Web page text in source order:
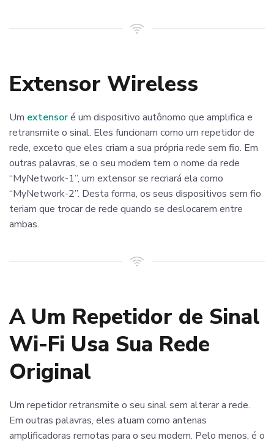
Extensor Wireless
Um extensoré um dispositivo autônomo que amplifica e
retransmite o sinal. Eles funcionam como um repetidor de
rede, exceto que eles criam a sua própria rede sem fio. Em
outras palavras, se o seu modem tem o nome da rede
“MyNetwork-1”, um extensor se recriará ela como
“MyNetwork-2”. Desta forma, os seus dispositivos sem fio
teriam que trocar de rede quando se deslocarem entre
ambas.
A Um Repetidor de Sinal
Wi-Fi Usa Sua Rede
Original
Um repetidor retransmite o seu sinal sem alterar a rede.
Em outras palavras, eles atuam como antenas
amplificadoras remotas para o seu modem. Pelo menos, é o